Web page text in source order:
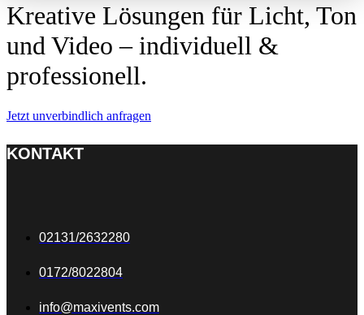
Kreative Lösungen für Licht, Ton
und Video – individuell &
professionell.
Jetzt unverbindlich anfragen
KONTAKT
02131/2632280
0172/8022804
info@maxivents.com